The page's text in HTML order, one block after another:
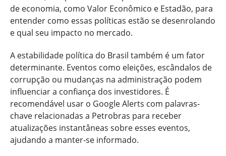
de economia, como Valor Econômico e Estadão, para
entender como essas políticas estão se desenrolando
e qual seu impacto no mercado.
A estabilidade política do Brasil também é um fator
determinante. Eventos como eleições, escândalos de
corrupção ou mudanças na administração podem
influenciar a confiança dos investidores. É
recomendável usar o Google Alerts com palavras-
chave relacionadas a Petrobras para receber
atualizações instantâneas sobre esses eventos,
ajudando a manter-se informado.